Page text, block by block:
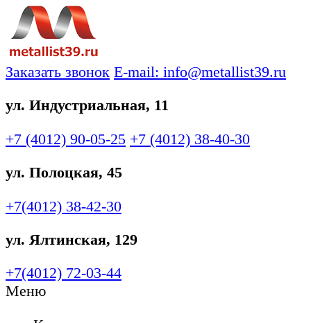
Заказать звонок E-mail: info@metallist39.ru
ул. Индустриальная, 11
+7 (4012) 90-05-25 +7 (4012) 38-40-30
ул. Полоцкая, 45
+7(4012) 38-42-30
ул. Ялтинская, 129
+7(4012) 72-03-44
Меню